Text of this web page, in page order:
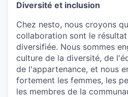
Diversité et inclusion
Chez nesto, nous croyons
collaboration sont le
diversifiée. Nous sommes
culture de la diversité, de
de l'appartenance, et nous
fortement les femmes, les
les membres de la